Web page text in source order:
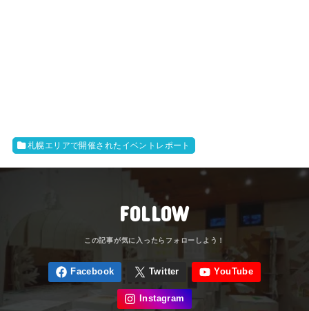
札幌エリアで開催されたイベントレポート
FOLLOW